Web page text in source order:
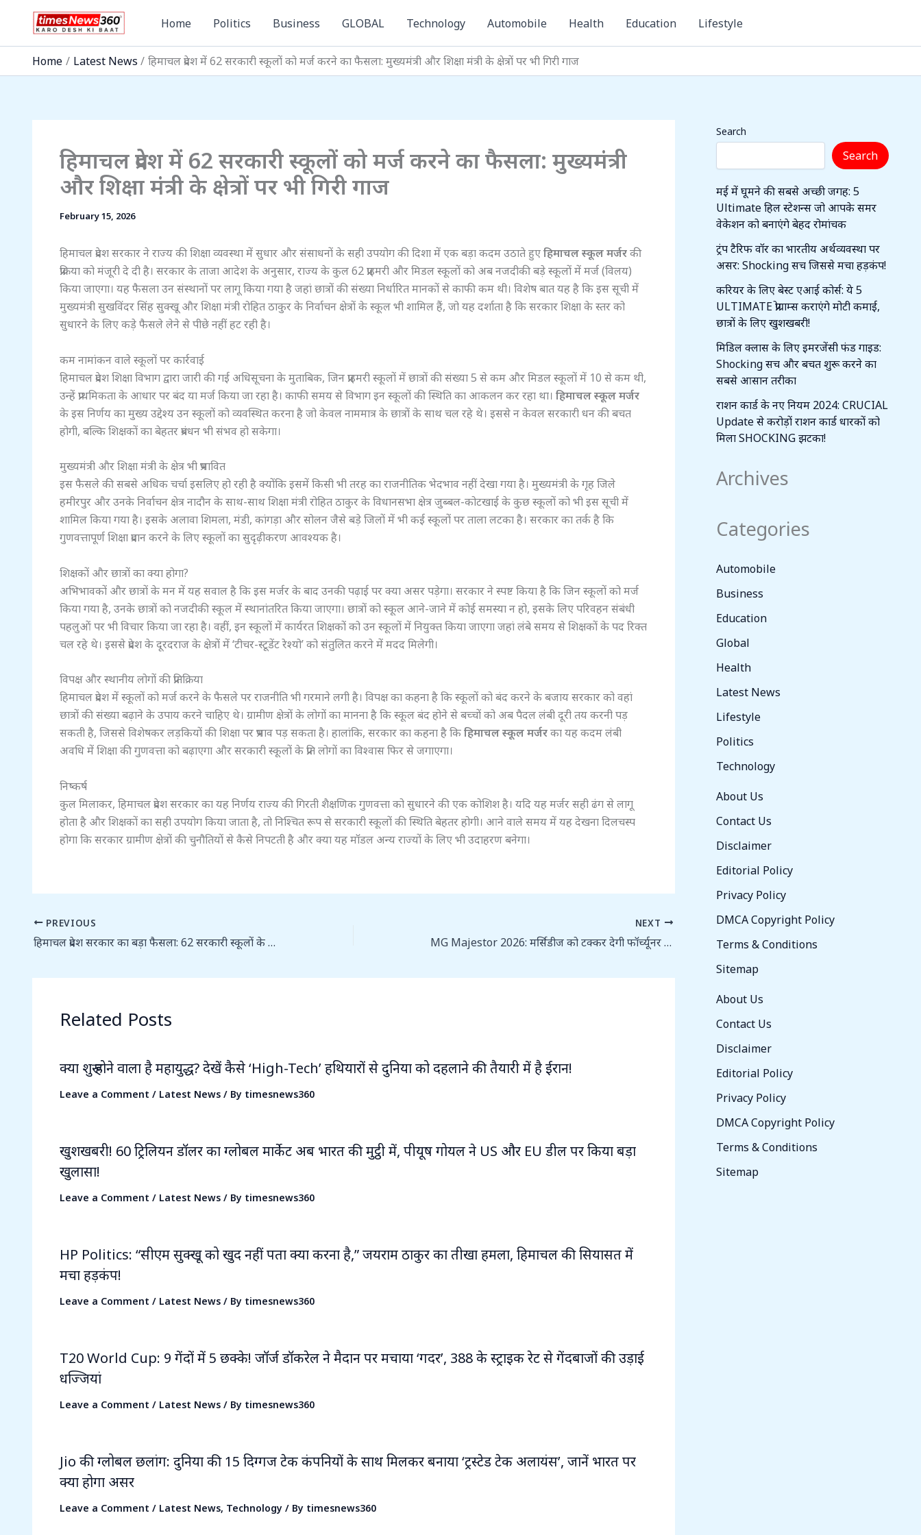
content
Home Politics Business GLOBAL Technology Automobile Health Education Lifestyle
Home Latest News हिमाचल प्रदेश में 62 सरकारी स्कूलों को मर्ज करने का फैसला: मुख्यमंत्री और शिक्षा मंत्री के क्षेत्रों पर भी गिरी गाज
हिमाचल प्रदेश में 62 सरकारी स्कूलों को मर्ज करने का फैसला: मुख्यमंत्री
और शिक्षा मंत्री के क्षेत्रों पर भी गिरी गाज
February 15, 2026
हिमाचल प्रदेश सरकार ने राज्य की शिक्षा व्यवस्था में सुधार और संसाधनों के सही उपयोग की दिशा में एक बड़ा कदम उठाते हुएहिमाचल स्कूल मर्जरकी
प्रक्रिया को मंजूरी दे दी है। सरकार के ताजा आदेश के अनुसार, राज्य के कुल 62 प्राइमरी और मिडल स्कूलों को अब नजदीकी बड़े स्कूलों में मर्ज (विलय)
किया जाएगा। यह फैसला उन संस्थानों पर लागू किया गया है जहां छात्रों की संख्या निर्धारित मानकों से काफी कम थी। विशेष बात यह है कि इस सूची में
मुख्यमंत्री सुखविंदर सिंह सुक्खू और शिक्षा मंत्री रोहित ठाकुर के निर्वाचन क्षेत्रों के स्कूल भी शामिल हैं, जो यह दर्शाता है कि सरकार शिक्षा के स्तर को
सुधारने के लिए कड़े फैसले लेने से पीछे नहीं हट रही है।
कम नामांकन वाले स्कूलों पर कार्रवाई
हिमाचल प्रदेश शिक्षा विभाग द्वारा जारी की गई अधिसूचना के मुताबिक, जिन प्राइमरी स्कूलों में छात्रों की संख्या 5 से कम और मिडल स्कूलों में 10 से कम थी,
उन्हें प्राथमिकता के आधार पर बंद या मर्ज किया जा रहा है। काफी समय से विभाग इन स्कूलों की स्थिति का आकलन कर रहा था। हिमाचल स्कूल मर्जर
के इस निर्णय का मुख्य उद्देश्य उन स्कूलों को व्यवस्थित करना है जो केवल नाममात्र के छात्रों के साथ चल रहे थे। इससे न केवल सरकारी धन की बचत
होगी, बल्कि शिक्षकों का बेहतर प्रबंधन भी संभव हो सकेगा।
मुख्यमंत्री और शिक्षा मंत्री के क्षेत्र भी प्रभावित
इस फैसले की सबसे अधिक चर्चा इसलिए हो रही है क्योंकि इसमें किसी भी तरह का राजनीतिक भेदभाव नहीं देखा गया है। मुख्यमंत्री के गृह जिले
हमीरपुर और उनके निर्वाचन क्षेत्र नादौन के साथ-साथ शिक्षा मंत्री रोहित ठाकुर के विधानसभा क्षेत्र जुब्बल-कोटखाई के कुछ स्कूलों को भी इस सूची में
शामिल किया गया है। इसके अलावा शिमला, मंडी, कांगड़ा और सोलन जैसे बड़े जिलों में भी कई स्कूलों पर ताला लटका है। सरकार का तर्क है कि
गुणवत्तापूर्ण शिक्षा प्रदान करने के लिए स्कूलों का सुदृढ़ीकरण आवश्यक है।
शिक्षकों और छात्रों का क्या होगा?
अभिभावकों और छात्रों के मन में यह सवाल है कि इस मर्जर के बाद उनकी पढ़ाई पर क्या असर पड़ेगा। सरकार ने स्पष्ट किया है कि जिन स्कूलों को मर्ज
किया गया है, उनके छात्रों को नजदीकी स्कूल में स्थानांतरित किया जाएगा। छात्रों को स्कूल आने-जाने में कोई समस्या न हो, इसके लिए परिवहन संबंधी
पहलुओं पर भी विचार किया जा रहा है। वहीं, इन स्कूलों में कार्यरत शिक्षकों को उन स्कूलों में नियुक्त किया जाएगा जहां लंबे समय से शिक्षकों के पद रिक्त
चल रहे थे। इससे प्रदेश के दूरदराज के क्षेत्रों में ‘टीचर-स्टूडेंट रेश्यो’ को संतुलित करने में मदद मिलेगी।
विपक्ष और स्थानीय लोगों की प्रतिक्रिया
हिमाचल प्रदेश में स्कूलों को मर्ज करने के फैसले पर राजनीति भी गरमाने लगी है। विपक्ष का कहना है कि स्कूलों को बंद करने के बजाय सरकार को वहां
छात्रों की संख्या बढ़ाने के उपाय करने चाहिए थे। ग्रामीण क्षेत्रों के लोगों का मानना है कि स्कूल बंद होने से बच्चों को अब पैदल लंबी दूरी तय करनी पड़
सकती है, जिससे विशेषकर लड़कियों की शिक्षा पर प्रभाव पड़ सकता है। हालांकि, सरकार का कहना है किहिमाचल स्कूल मर्जरका यह कदम लंबी
अवधि में शिक्षा की गुणवत्ता को बढ़ाएगा और सरकारी स्कूलों के प्रति लोगों का विश्वास फिर से जगाएगा।
निष्कर्ष
कुल मिलाकर, हिमाचल प्रदेश सरकार का यह निर्णय राज्य की गिरती शैक्षणिक गुणवत्ता को सुधारने की एक कोशिश है। यदि यह मर्जर सही ढंग से लागू
होता है और शिक्षकों का सही उपयोग किया जाता है, तो निश्चित रूप से सरकारी स्कूलों की स्थिति बेहतर होगी। आने वाले समय में यह देखना दिलचस्प
होगा कि सरकार ग्रामीण क्षेत्रों की चुनौतियों से कैसे निपटती है और क्या यह मॉडल अन्य राज्यों के लिए भी उदाहरण बनेगा।
PREVIOUS
हिमाचल प्रदेश सरकार का बड़ा फैसला: 62 सरकारी स्कूलों के विलय को मिली मंजूरी, CM और शिक्षा मंत्री के क्षेत्र के स्कूल भी शामिल
NEXT
MG Majestor 2026: मर्सिडीज को टक्कर देगी फॉर्च्यूनर जैसी दमदार SUV, जानें कीमत और फीचर्स
Related Posts
क्या शुरू होने वाला है महायुद्ध? देखें कैसे ‘High-Tech’ हथियारों से दुनिया को दहलाने की तैयारी में है ईरान!
Leave a Comment / Latest News / By timesnews360
खुशखबरी! 60 ट्रिलियन डॉलर का ग्लोबल मार्केट अब भारत की मुट्ठी में, पीयूष गोयल ने US और EU डील पर किया बड़ा
खुलासा!
Leave a Comment / Latest News / By timesnews360
HP Politics: “सीएम सुक्खू को खुद नहीं पता क्या करना है,” जयराम ठाकुर का तीखा हमला, हिमाचल की सियासत में
मचा हड़कंप!
Leave a Comment / Latest News / By timesnews360
T20 World Cup: 9 गेंदों में 5 छक्के! जॉर्ज डॉकरेल ने मैदान पर मचाया ‘गदर’, 388 के स्ट्राइक रेट से गेंदबाजों की उड़ाई
धज्जियां
Leave a Comment / Latest News / By timesnews360
Jio की ग्लोबल छलांग: दुनिया की 15 दिग्गज टेक कंपनियों के साथ मिलकर बनाया ‘ट्रस्टेड टेक अलायंस’, जानें भारत पर
क्या होगा असर
Leave a Comment / Latest News, Technology / By timesnews360
Search
Search
मई में घूमने की सबसे अच्छी जगह: 5
Ultimate हिल स्टेशन्स जो आपके समर
वेकेशन को बनाएंगे बेहद रोमांचक
ट्रंप टैरिफ वॉर का भारतीय अर्थव्यवस्था पर
असर: Shocking सच जिससे मचा हड़कंप!
करियर के लिए बेस्ट एआई कोर्स: ये 5
ULTIMATE प्रोग्राम्स कराएंगे मोटी कमाई,
छात्रों के लिए खुशखबरी!
मिडिल क्लास के लिए इमरजेंसी फंड गाइड:
Shocking सच और बचत शुरू करने का
सबसे आसान तरीका
राशन कार्ड के नए नियम 2024: CRUCIAL
Update से करोड़ों राशन कार्ड धारकों को
मिला SHOCKING झटका!
Archives
Categories
Automobile
Business
Education
Global
Health
Latest News
Lifestyle
Politics
Technology
About Us
Contact Us
Disclaimer
Editorial Policy
Privacy Policy
DMCA Copyright Policy
Terms & Conditions
Sitemap
About Us
Contact Us
Disclaimer
Editorial Policy
Privacy Policy
DMCA Copyright Policy
Terms & Conditions
Sitemap